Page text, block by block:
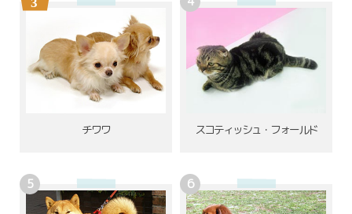
チワワ スコティッシュ・フォールド